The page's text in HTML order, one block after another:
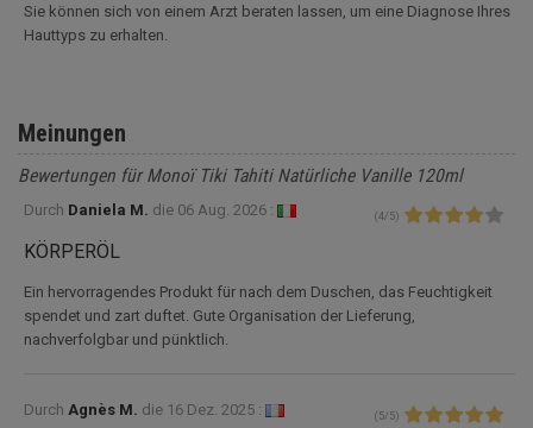
Sie können sich von einem Arzt beraten lassen, um eine Diagnose Ihres
Hauttyps zu erhalten.
Meinungen
Bewertungen für Monoï Tiki Tahiti Natürliche Vanille 120ml
Durch Daniela M. die 06 Aug. 2026 : (4/ 5)
KÖRPERÖL
Ein hervorragendes Produkt für nach dem Duschen, das Feuchtigkeit
spendet und zart duftet. Gute Organisation der Lieferung,
nachverfolgbar und pünktlich.
Durch Agnès M. die 16 Dez. 2025 : ( 5/ 5)